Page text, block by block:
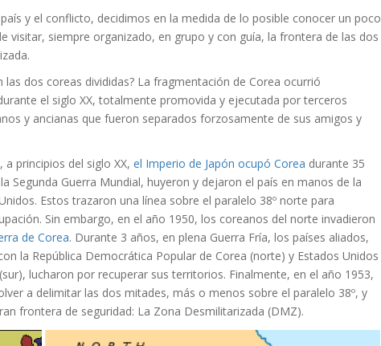
y el conflicto, decidimos en la medida de lo posible conocer un poco
visitar, siempre organizado, en grupo y con guía, la frontera de las dos
las dos coreas divididas? La fragmentación de Corea ocurrió
el siglo XX, totalmente promovida y ejecutada por terceros
y ancianas que fueron separados forzosamente de sus amigos y
principios del siglo XX, el Imperio de Japón ocupó Corea durante 35
Segunda Guerra Mundial, huyeron y dejaron el país en manos de la
Estos trazaron una línea sobre el paralelo 38º norte para
Sin embargo, en el año 1950, los coreanos del norte invadieron
de Corea. Durante 3 años, en plena Guerra Fría, los países aliados,
la República Democrática Popular de Corea (norte) y Estados Unidos
lucharon por recuperar sus territorios. Finalmente, en el año 1953,
a delimitar las dos mitades, más o menos sobre el paralelo 38º, y
frontera de seguridad: La Zona Desmilitarizada (DMZ).